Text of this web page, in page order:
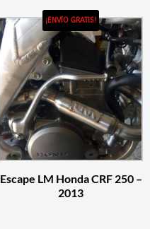
¡ENVÍO GRATIS!
Escape LM Honda CRF 250 –
2013